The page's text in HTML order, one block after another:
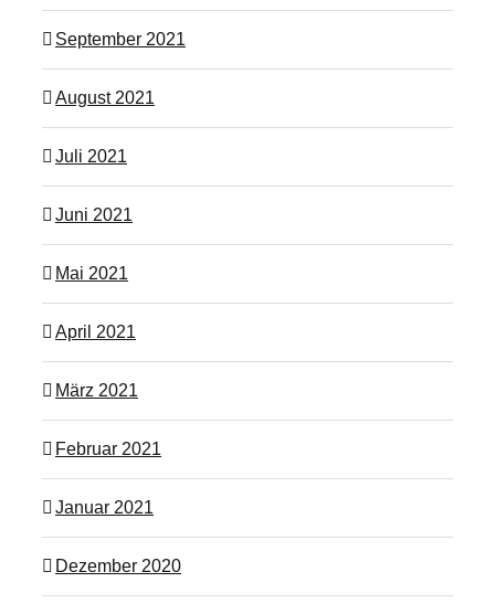
September 2021
August 2021
Juli 2021
Juni 2021
Mai 2021
April 2021
März 2021
Februar 2021
Januar 2021
Dezember 2020